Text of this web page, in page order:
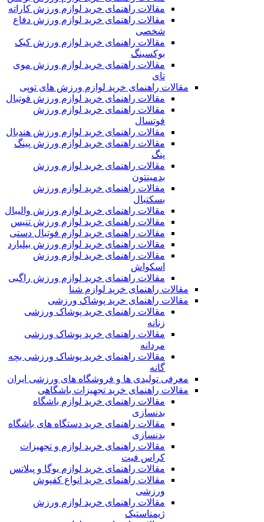
مقالات راهنمای خرید لوازم ورزش کاراته
مقالات راهنمای خرید لوازم ورزش دفاع
شخصی
مقالات راهنمای خرید لوازم ورزش کیک
بوکسینگ
مقالات راهنمای خرید لوازم ورزش موی
تای
مقالات راهنمای خرید لوازم ورزش های توپی
مقالات راهنمای خرید لوازم ورزش فوتبال
مقالات راهنمای خرید لوازم ورزش
فوتسال
مقالات راهنمای خرید لوازم ورزش هندبال
مقالات راهنمای خرید لوازم ورزش پینگ
پنگ
مقالات راهنمای خرید لوازم ورزش
بدمینتون
مقالات راهنمای خرید لوازم ورزش
بسکتبال
مقالات راهنمای خرید لوازم ورزش والیبال
مقالات راهنمای خرید لوازم ورزش تنیس
مقالات راهنمای خرید لوازم فوتبال دستی
مقالات راهنمای خرید لوازم ورزش بیلیارد
مقالات راهنمای خرید لوازم ورزش
اسکواش
مقالات راهنمای خرید لوازم ورزش راگبی
مقالات راهنمای خرید لوازم شنا
مقالات راهنمای خرید پوشاک ورزشی
مقالات راهنمای خرید پوشاک ورزشی
زنانه
مقالات راهنمای خرید پوشاک ورزشی
مردانه
مقالات راهنمای خرید پوشاک ورزشی بچه
گانه
معرفی تولیدی ها و فروشگاه های ورزشی ایران
مقالات راهنمای خرید تجهیزات باشگاهی
مقالات راهنمای خرید لوازم باشگاه
بدنسازی
مقالات راهنمای خرید دستگاه های باشگاه
بدنسازی
مقالات راهنمای خرید لوازم و تجهیزات
کراس فیت
مقالات راهنمای خرید لوازم یوگا و پیلاتس
مقالات راهنمای خرید انواع کفپوش
ورزشی
مقالات راهنمای خرید لوازم ورزش
ژیمناستیک